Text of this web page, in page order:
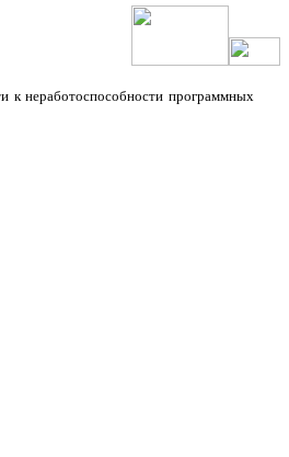
к неработоспособности программных